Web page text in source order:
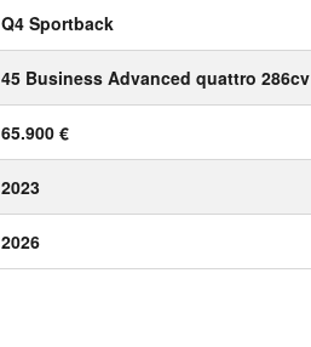
Q4 Sportback
45 Business Advanced quattro 286cv
65.900 €
2023
2026